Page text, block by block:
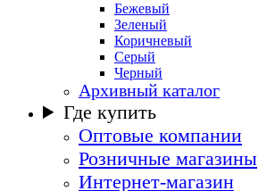
Бежевый
Зеленый
Коричневый
Серый
Черный
Архивный каталог
Где купить
Оптовые компании
Розничные магазины
Интернет-магазин